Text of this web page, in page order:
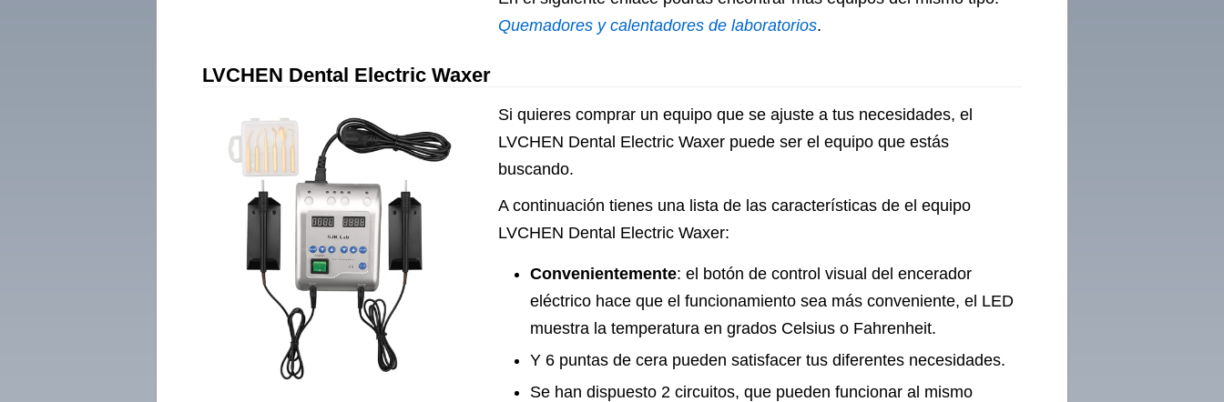
Quemadores y calentadores de laboratorios.
LVCHEN Dental Electric Waxer
Si quieres comprar un equipo que se ajuste a tus necesidades, el
LVCHEN Dental Electric Waxer puede ser el equipo que estás
buscando.
A continuación tienes una lista de las características de el equipo
LVCHEN Dental Electric Waxer:
Convenientemente: el botón de control visual del encerador
eléctrico hace que el funcionamiento sea más conveniente, el LED
muestra la temperatura en grados Celsius o Fahrenheit.
Y 6 puntas de cera pueden satisfacer tus diferentes necesidades.
Se han dispuesto 2 circuitos, que pueden funcionar al mismo